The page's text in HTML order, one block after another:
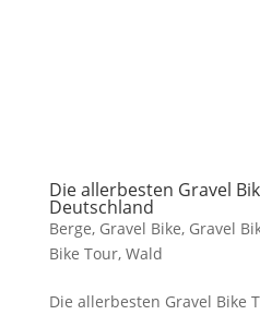
Die allerbesten Gravel
Deutschland
Berge, Gravel Bike, Gravel
Bike Tour, Wald
Die allerbesten Gravel Bike